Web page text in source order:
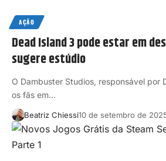
AÇÃO
Dead Island 3 pode estar em
sugere estúdio
O Dambuster Studios, responsável por
os fãs em…
Beatriz Chiessi10 de setembro de